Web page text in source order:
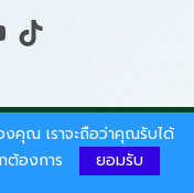
TikTok
นโยบายและแผน
วดล้อม.
งคุณ เราจะถือว่าคุณรับได้
ต้องการ
ยอมรับ